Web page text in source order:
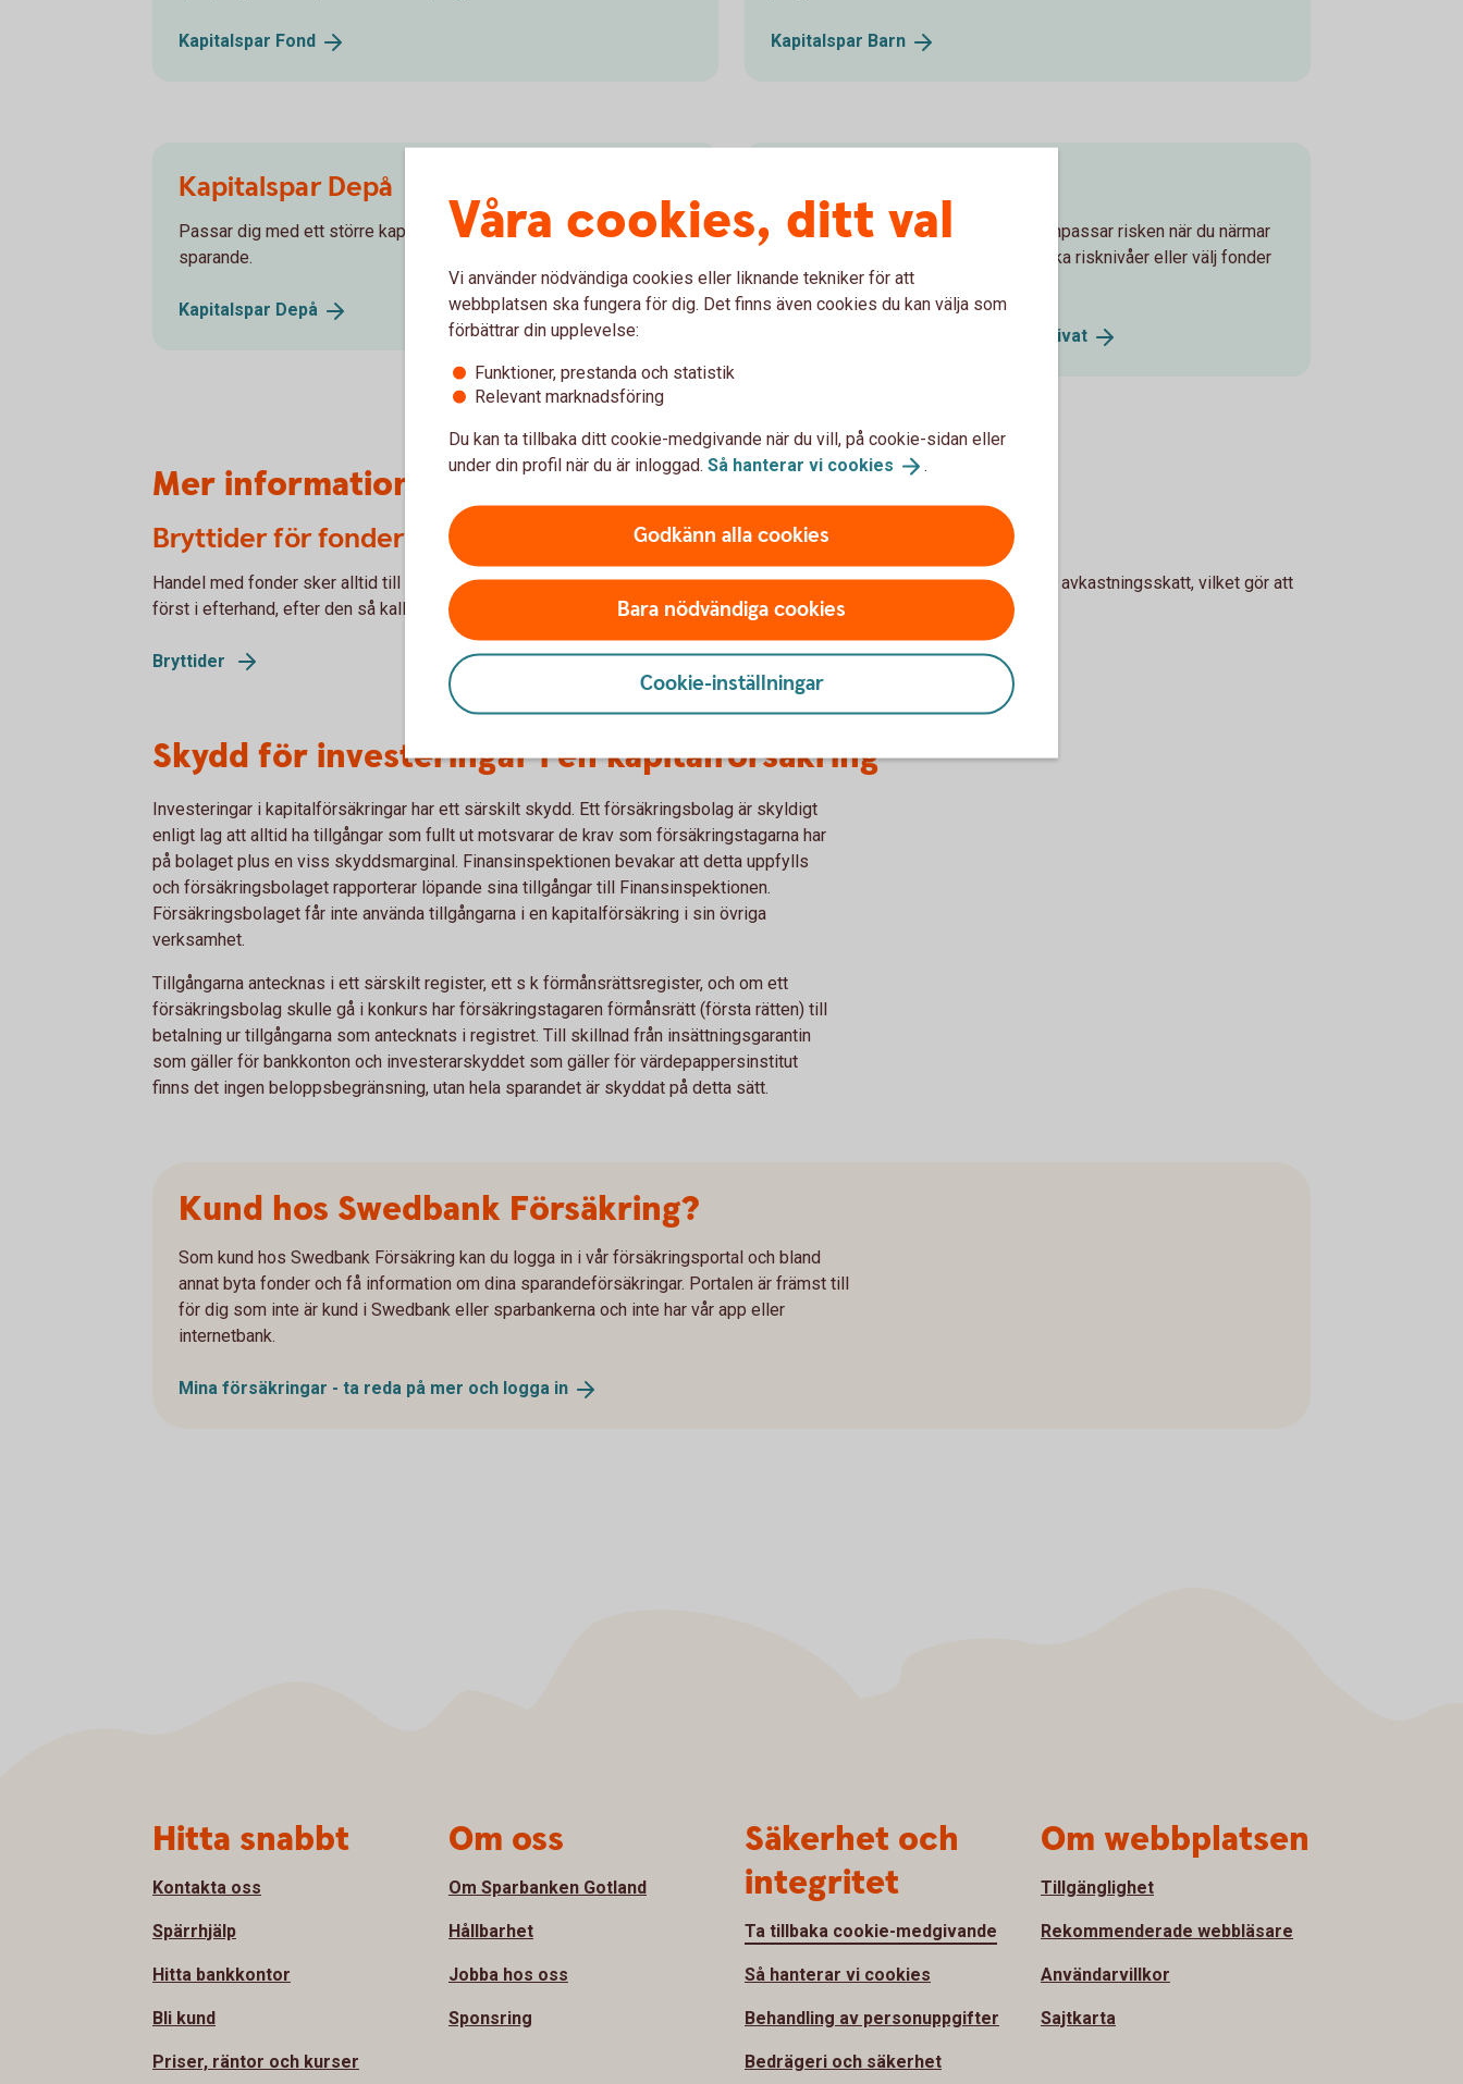
Kapitalspar Fond
Kapitalspar Depå
Passar dig med ett större kapital och som vill vara aktiv i ditt
sparande.
Kapitalspar Depå
Kapitalspar Barn
Spara bekvämt i fondportföljer som anpassar risken när du närmar
dig pensionsåldern. Välj mellan tre olika risknivåer eller välj fonder
själv.
Privat
Mer information
Bryttider för fonder i försäkringar
Handel med fonder sker alltid till okänd kurs (okänt pris). Kursen sätts
först i efterhand, efter den så kallade bryttiden.
Bryttider
Avkastningsskatt
I en kapitalförsäkring betalar man en årlig avkastningsskatt, vilket gör att
pengarna är skattade och klara vid uttag.
Avkastningsskatt
Skydd för investeringar i en kapitalförsäkring
Investeringar i kapitalförsäkringar har ett särskilt skydd. Ett försäkringsbolag är skyldigt
enligt lag att alltid ha tillgångar som fullt ut motsvarar de krav som försäkringstagarna har
på bolaget plus en viss skyddsmarginal. Finansinspektionen bevakar att detta uppfylls
och försäkringsbolaget rapporterar löpande sina tillgångar till Finansinspektionen.
Försäkringsbolaget får inte använda tillgångarna i en kapitalförsäkring i sin övriga
verksamhet.
Tillgångarna antecknas i ett särskilt register, ett s k förmånsrättsregister, och om ett
försäkringsbolag skulle gå i konkurs har försäkringstagaren förmånsrätt (första rätten) till
betalning ur tillgångarna som antecknats i registret. Till skillnad från insättningsgarantin
som gäller för bankkonton och investerarskyddet som gäller för värdepappersinstitut
finns det ingen beloppsbegränsning, utan hela sparandet är skyddat på detta sätt.
Kund hos Swedbank Försäkring?
Som kund hos Swedbank Försäkring kan du logga in i vår försäkringsportal och bland
annat byta fonder och få information om dina sparandeförsäkringar. Portalen är främst till
för dig som inte är kund i Swedbank eller sparbankerna och inte har vår app eller
internetbank.
Mina försäkringar - ta reda på mer och logga in
Våra cookies, ditt val
Vi använder nödvändiga cookies eller liknande tekniker för att
webbplatsen ska fungera för dig. Det finns även cookies du kan välja som
förbättrar din upplevelse:
Funktioner, prestanda och statistik
Relevant marknadsföring
Du kan ta tillbaka ditt cookie-medgivande när du vill, på cookie-sidan eller
under din profil när du är inloggad. Så hanterar vi cookies .
Godkänn alla cookies
Bara nödvändiga cookies
Cookie-inställningar
Hitta snabbt
Kontakta oss
Spärrhjälp
Hitta bankkontor
Bli kund
Priser, räntor och kurser
Om oss
Om Sparbanken Gotland
Hållbarhet
Jobba hos oss
Sponsring
Säkerhet och
integritet
Ta tillbaka cookie-medgivande
Så hanterar vi cookies
Behandling av personuppgifter
Bedrägeri och säkerhet
Om webbplatsen
Tillgänglighet
Rekommenderade webbläsare
Användarvillkor
Sajtkarta